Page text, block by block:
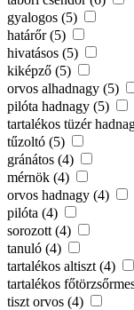
gyalogos (5)
határőr (5)
hivatásos (5)
kiképző (5)
orvos alhadnagy (5)
pilóta hadnagy (5)
tartalékos tüzér
tűzoltó (5)
gránátos (4)
mérnök (4)
orvos hadnagy (4)
pilóta (4)
sorozott (4)
tanuló (4)
tartalékos altiszt (4)
tartalékos
tiszt orvos (4)